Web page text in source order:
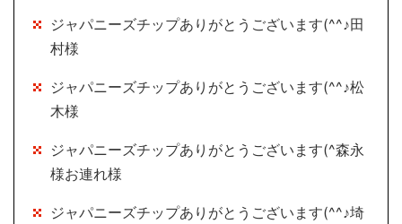
ジャパニーズチップありがとうございます(^^♪田
村様
ジャパニーズチップありがとうございます(^^♪松
木様
ジャパニーズチップありがとうございます(^森永
様お連れ様
ジャパニーズチップありがとうございます(^^♪埼